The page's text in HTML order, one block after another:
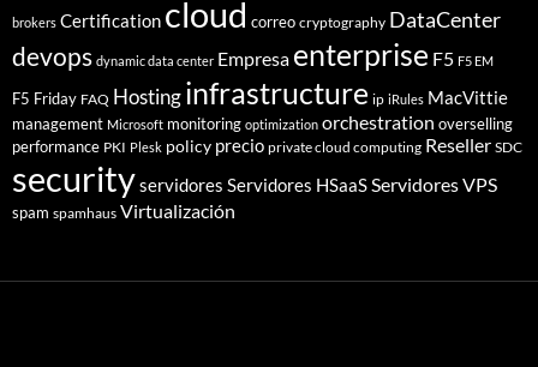
brokers Certification cloud correo cryptography DataCenter
devops dynamic data center Empresa enterprise F5 F5 EM
F5 Friday FAQ Hostinginfrastructure ip iRules MacVittie
management Microsoft monitoring optimization orchestration overselling
performance PKI Plesk policy precio private cloud computing Reseller SDC
securityservidores Servidores HSaaSServidores VPS
spam spamhaus Virtualización